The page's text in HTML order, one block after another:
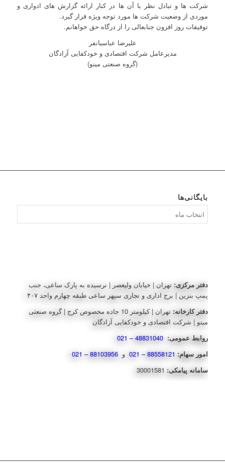
شرکت ها و تبادل نظر با آن ها در کنار ارائه گزارش های ادواری و
موردی از وضعیت شرکت ها مورد توجه ویژه قرار گیرد.
توفیقات روز افزون جنابعالی را از درگاه حق خواهانم.
علیرضا عباسیانفر
مدیرعامل شرکت اقتصادی و خودکفایی آزادگان
(گروه صنعتی مینو)
بایگانی‌ها
دفتر مرکزی: تهران | خیابان ولیعصر | نرسیده به پارک ساعی، جنب
پمپ بنزین | برج اداری و تجاری سپهر ساعی طبقه چهارم واحد ۴۰۷
دفتر کارخانه:
تهران | کیلومتر 10 جاده مخصوص کرج | گروه صنعتی
مینو | شرکت اقتصادی و خودکفایی آزادگان
روابط عمومی:
امور سهام: 88558121 – 021 و
سامانه پیامکی: